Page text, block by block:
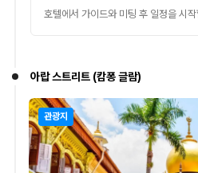
호텔에서 가이드와 미팅 후 일정을 시
아랍 스트리트 (캄퐁 글람)
관광지